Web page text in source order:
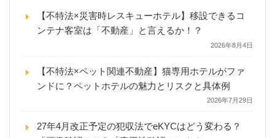
【不特法×災害時レスキューホテル】移設できるコ
ンテナ客室は「不動産」と言えるか！？
2026年8月4日
【不特法×ペット関連不動産】猫専用ホテルがファ
ンドに？ペットホテルの魅力とリスクと具体例
2026年7月29日
27年4月改正予定の犯収法でeKYCはどう変わる？